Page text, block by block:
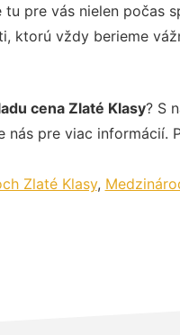
tu pre vás nielen počas
ktorú vždy berieme
cena Zlaté Klasy? S
pre viac informácií.
Zlaté Klasy,